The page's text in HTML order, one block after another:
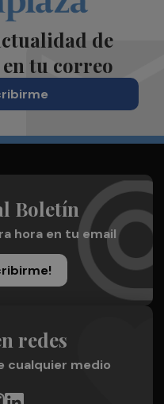
de
tu correo
Boletín
hora en tu email
redes
cualquier medio